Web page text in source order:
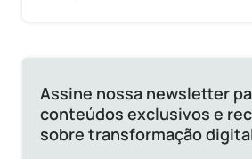
Assine nossa newsletter
conteúdos exclusivos e
sobre transformação